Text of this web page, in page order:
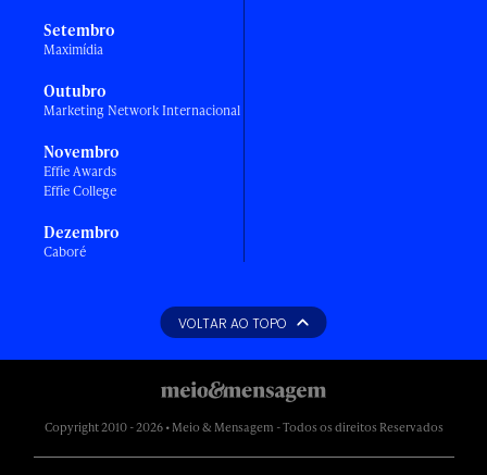
Setembro
Maximídia
Outubro
Marketing Network Internacional
Novembro
Effie Awards
Effie College
Dezembro
Caboré
VOLTAR AO TOPO
Copyright 2010 - 2026 • Meio & Mensagem - Todos os direitos Reservados